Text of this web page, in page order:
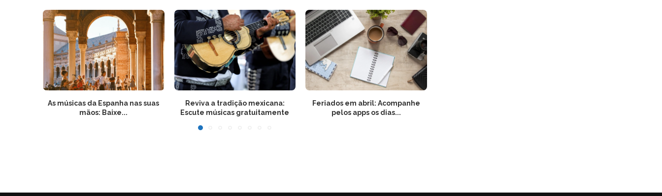
As músicas da Espanha nas suas
mãos: Baixe...
Reviva a tradição mexicana:
Escute músicas gratuitamente
Feriados em abril: Acompanhe
pelos apps os dias...